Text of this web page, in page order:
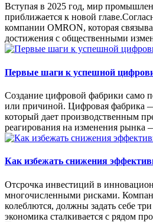
Вступая в 2025 год, мир
приближается к новой
компании OMRON, которая
достижения с общественными
Первые шаги к успешной
Создание цифровой фабрики само
или причиной. Цифровая фабрика
который дает производственным
реагирования на изменения рынка
Как избежать снижения
Отсрочка инвестиций в
многочисленными рисками.
колеблются, должны задать себе
экономика сталкивается с рядом